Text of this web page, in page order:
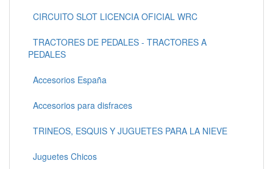
CIRCUITO SLOT LICENCIA OFICIAL WRC
TRACTORES DE PEDALES - TRACTORES A
PEDALES
Accesorios España
Accesorios para disfraces
TRINEOS, ESQUIS Y JUGUETES PARA LA NIEVE
Juguetes Chicos